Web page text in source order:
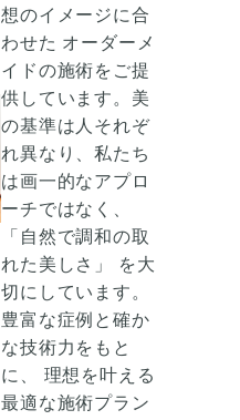
想のイメージに合
わせた オーダーメ
イドの施術をご提
供しています。美
の基準は人それぞ
れ異なり、私たち
は画一的なアプロ
ーチではなく、
「自然で調和の取
れた美しさ」
を大
切にしています。
豊富な症例と確か
な技術力をもと
に、 理想を叶える
最適な施術プラン